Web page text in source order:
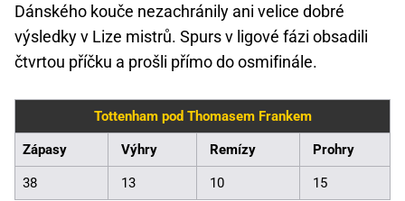
Dánského kouče nezachránily ani velice dobré
výsledky v Lize mistrů. Spurs v ligové fázi obsadili
čtvrtou příčku a prošli přímo do osmifinále.
Tottenham pod Thomasem Frankem
Zápasy Výhry Remízy Prohry
38 13 10 15